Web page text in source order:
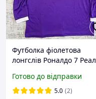
Футболка фіолетова
лонгслів Роналдо 7 Реал
Real Madrid 2016-2017
довгий рукав
Готово до відправки
5.0 (2)